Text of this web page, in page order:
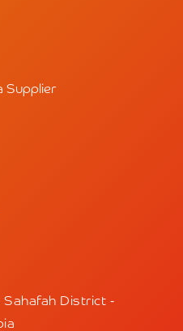
Supplier
Sahafah District -